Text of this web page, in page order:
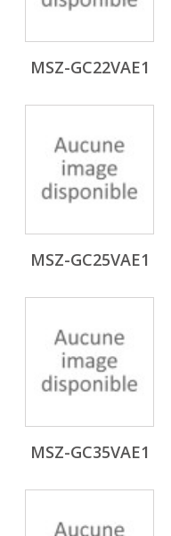
MSZ-GC22VAE1
MSZ-GC25VAE1
MSZ-GC35VAE1